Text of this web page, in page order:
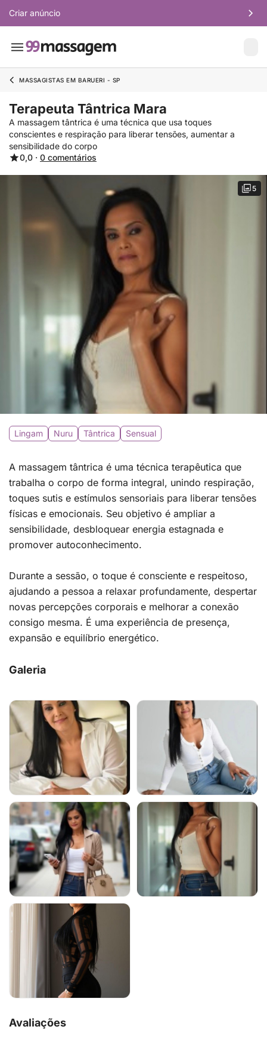
Criar anúncio
MASSAGISTAS EM BARUERI - SP
Terapeuta Tântrica Mara
A massagem tântrica é uma técnica que usa toques
conscientes e respiração para liberar tensões, aumentar a
sensibilidade do corpo
0,0 · 0 comentários
5
Lingam Nuru Tântrica Sensual
A massagem tântrica é uma técnica terapêutica que
trabalha o corpo de forma integral, unindo respiração,
toques sutis e estímulos sensoriais para liberar tensões
físicas e emocionais. Seu objetivo é ampliar a
sensibilidade, desbloquear energia estagnada e
promover autoconhecimento.
Durante a sessão, o toque é consciente e respeitoso,
ajudando a pessoa a relaxar profundamente, despertar
novas percepções corporais e melhorar a conexão
consigo mesma. É uma experiência de presença,
expansão e equilíbrio energético.
Galeria
Avaliações